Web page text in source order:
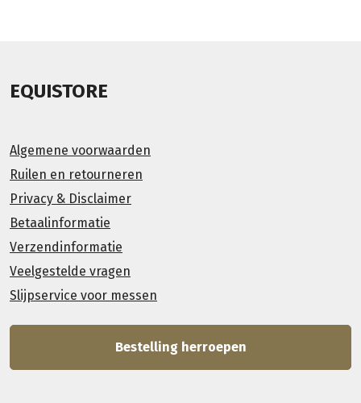
EQUISTORE
Algemene voorwaarden
Ruilen en retourneren
Privacy & Disclaimer
Betaalinformatie
Verzendinformatie
Veelgestelde vragen
Slijpservice voor messen
Bestelling herroepen